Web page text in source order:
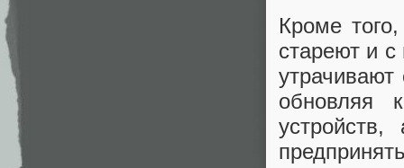
Кроме
стареют и
обновляя